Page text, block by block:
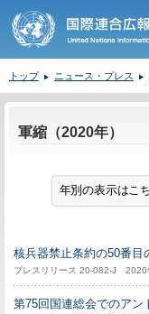
トップ ニュース・プレス
軍縮（2020年）
核兵器禁止条約の50番目
プレスリリース 20-082-J 2020
第75回国連総会でのアン